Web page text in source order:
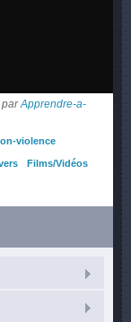
parApprendre-a-
violence
Films/Vidéos